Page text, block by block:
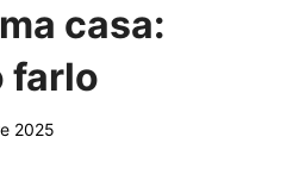
casa:
farlo
2025